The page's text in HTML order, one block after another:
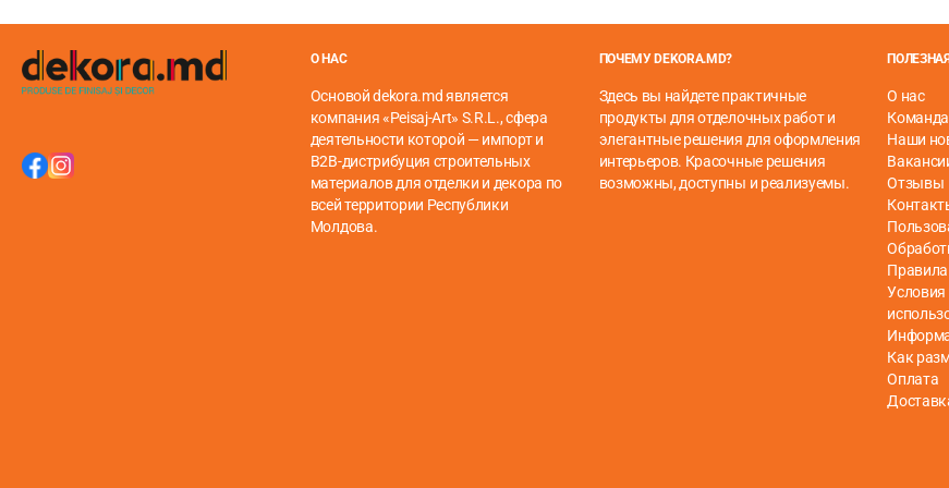
Представляет собой модульное покрытие с защелкивающейся системой, для плавающего пола,
Структура напольного покрытия STONEWOOD SPC:
О НАС
Основой dekora.md является
компания «Peisaj-Art» S.R.L., сфера
деятельности которой — импорт и
B2B-дистрибуция строительных
материалов для отделки и декора по
всей территории Республики
Молдова.
ПОЧЕМУ DEKORA.MD?
Здесь вы найдете практичные
продукты для отделочных работ и
элегантные решения для оформления
интерьеров. Красочные решения
возможны, доступны и реализуемы.
О нас
Команда
Наши
Отзывы
Правила
Условия
Как
Оплата